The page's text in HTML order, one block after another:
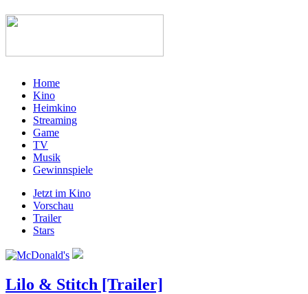
Home
Kino
Heimkino
Streaming
Game
TV
Musik
Gewinnspiele
Jetzt im Kino
Vorschau
Trailer
Stars
Lilo & Stitch [Trailer]